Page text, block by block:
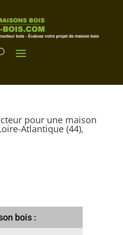
pour une maison
Atlantique (44),
bois :